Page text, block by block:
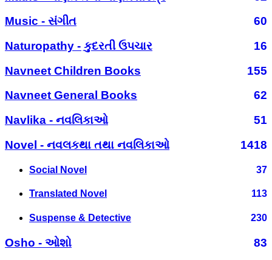
Music - સંગીત
60
Naturopathy - કુદરતી ઉપચાર
16
Navneet Children Books
155
Navneet General Books
62
Navlika - નવલિકાઓ
51
Novel - નવલકથા તથા નવલિકાઓ
1418
Social Novel 37
Translated Novel 113
Suspense & Detective 230
Osho - ઓશો
83